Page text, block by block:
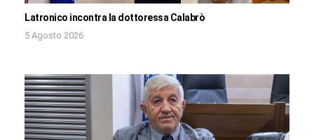
Latronico incontra la dottoressa Calabrò
5 Agosto 2026